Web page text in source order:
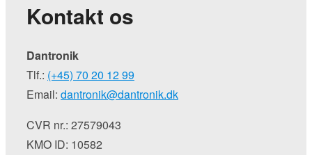
Kontakt os
Dantronik
Tlf.: (+45) 70 20 12 99
Email: dantronik@dantronik.dk
CVR nr.: 27579043
KMO ID: 10582